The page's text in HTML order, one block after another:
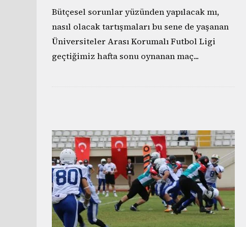
Bütçesel sorunlar yüzünden yapılacak mı,
nasıl olacak tartışmaları bu sene de yaşanan
Üniversiteler Arası Korumalı Futbol Ligi
geçtiğimiz hafta sonu oynanan maç...